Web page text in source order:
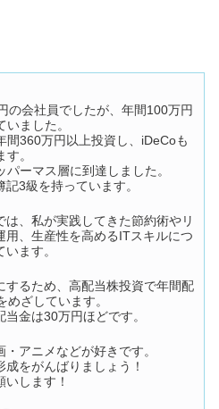
の会社員でしたが、年間100万円
いました。
間360万円以上投資し、iDeCoも
す。
パーマス層に到達しました。
記3級を持っています。
は、私が実践してきた節約術やリ
用、生産性を高めるITスキルにつ
ます。
するため、高配当株投資で年間配
めざしています。
当金は30万円ほどです。
・アニメなどが好きです。
成をがんばりましょう！
いします！